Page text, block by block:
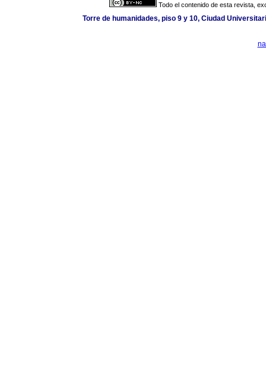
Todo el contenido de esta revista,
Torre de humanidades, piso 9 y 10, Ciudad